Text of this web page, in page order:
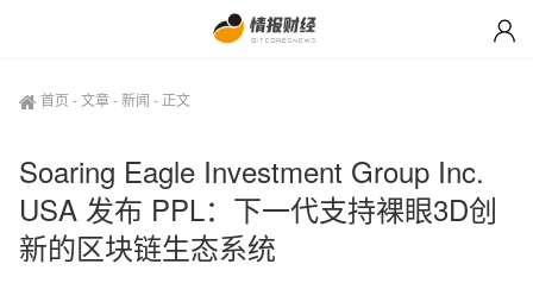
首页 -文章-新闻 - 正文
Soaring Eagle Investment Group Inc.
USA 发布 PPL：下一代支持裸眼3D创
新的区块链生态系统